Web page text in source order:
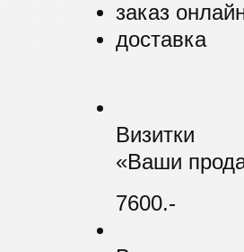
заказ
доставка
Визитки
«Ваши
7600.-